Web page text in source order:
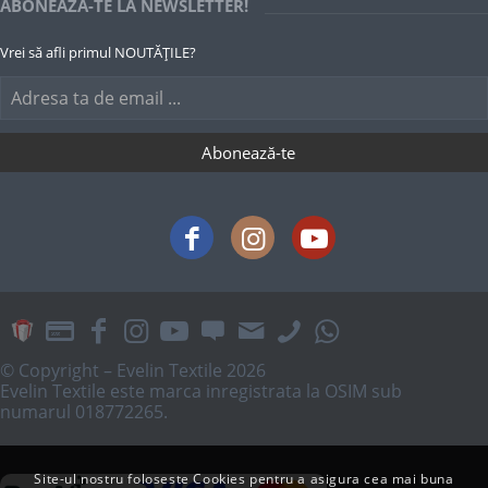
ABONEAZĂ-TE LA NEWSLETTER!
Vrei să afli primul NOUTĂȚILE?
© Copyright – Evelin Textile 2026
Evelin Textile este marca inregistrata la OSIM sub
numarul 018772265.
Site-ul nostru foloseste Cookies pentru a asigura cea mai buna